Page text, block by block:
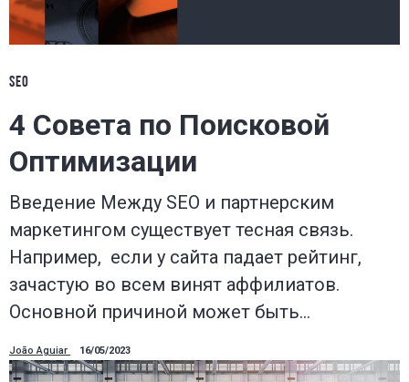
SEO
4 Совета по Поисковой
Оптимизации
Введение Между SEO и партнерским
маркетингом существует тесная связь.
Например, если у сайта падает рейтинг,
зачастую во всем винят аффилиатов.
Основной причиной может быть…
João Aguiar 16/05/2023